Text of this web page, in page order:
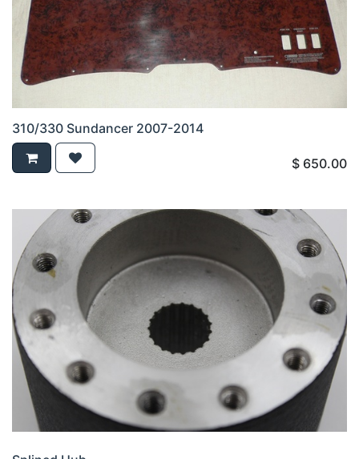
310/330 Sundancer 2007-2014
$ 650.00